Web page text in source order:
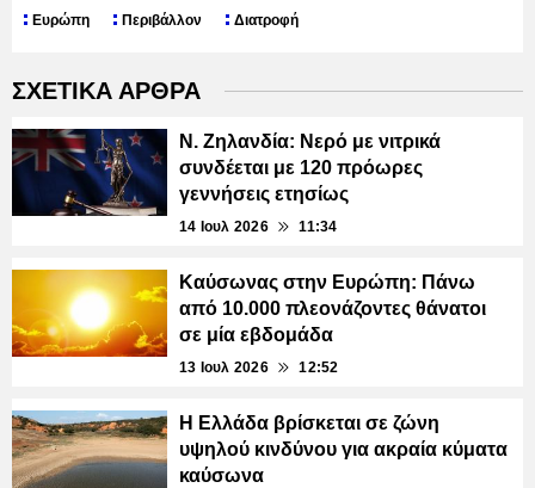
Ευρώπη Περιβάλλον Διατροφή
ΣΧΕΤΙΚΑ ΑΡΘΡΑ
Ν. Ζηλανδία: Νερό με νιτρικά
συνδέεται με 120 πρόωρες
γεννήσεις ετησίως
14 Ιουλ 2026 11:34
Καύσωνας στην Ευρώπη: Πάνω
από 10.000 πλεονάζοντες θάνατοι
σε μία εβδομάδα
13 Ιουλ 2026 12:52
Η Ελλάδα βρίσκεται σε ζώνη
υψηλού κινδύνου για ακραία κύματα
καύσωνα